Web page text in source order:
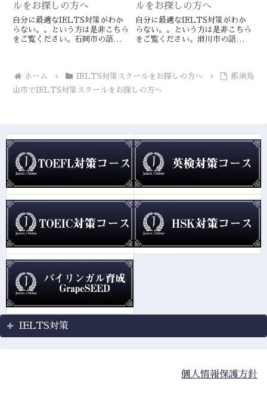
ルをお探しの方へ
自分に最適なIELTS対策がわか
らない。。という方は是非こちら
をご覧ください。石岡市の語学ス
留学や移住をお考えの方や国内大
学受験を有利に進めたい方に是
ルをお探しの方へ
自分に最適なIELTS対策がわか
らない。。という方は是非こちら
をご覧ください。滑川市の語学ス
留学や移住をお考えの方や国内大
学受験を有利に進めたい方に是
ホーム IELTS対策スクールをお探しの方へ
那須烏
山市でIELTS対策スクールをお探しの方へ
IELTS対策
個人情報保護方針